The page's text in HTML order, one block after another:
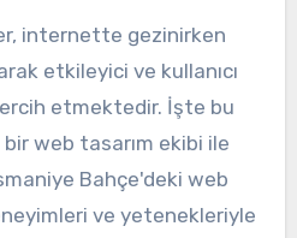
internette gezinirken
etkileyici ve kullanıcı
etmektedir. İşte bu
web tasarım ekibi ile
Bahçe'deki web
ve yetenekleriyle